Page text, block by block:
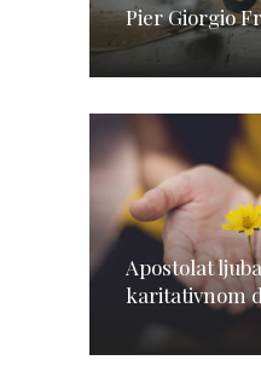
Pier Giorgio
Apostolat
karitativnom